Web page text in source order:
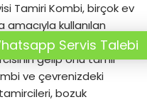
Tamiri Kombi, birçok ev
kullanılan
çalışmayı
gelip onu tamir
ve çevrenizdeki
bozuk
Servis Talebi